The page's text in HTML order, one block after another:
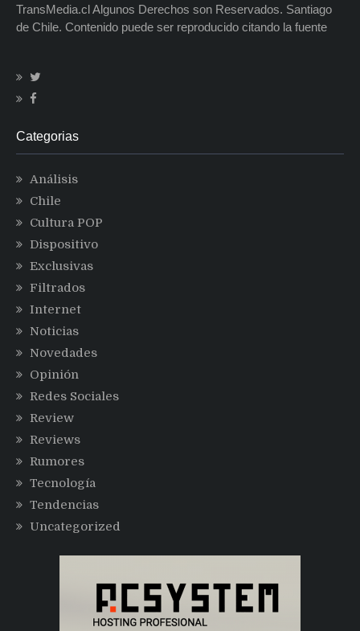
TransMedia.cl Algunos Derechos son Reservados. Santiago
de Chile. Contenido puede ser reproducido citando la fuente
Categorias
Análisis
Chile
Cultura POP
Dispositivo
Exclusivas
Filtrados
Internet
Noticias
Novedades
Opinión
Redes Sociales
Review
Reviews
Rumores
Tecnología
Tendencias
Uncategorized